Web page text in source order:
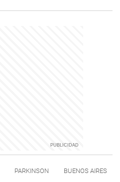
PARKINSON BUENOS AIRES